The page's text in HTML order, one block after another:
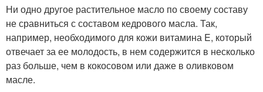
Ни одно другое растительное масло по своему составу
не сравниться с составом кедрового масла. Так,
например, необходимого для кожи витамина E, который
отвечает за ее молодость, в нем содержится в несколько
раз больше, чем в кокосовом или даже в оливковом
масле.